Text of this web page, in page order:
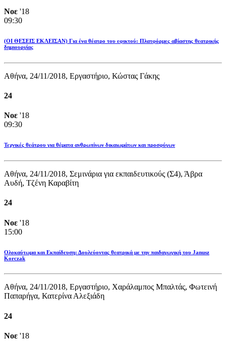
Νοε '18
09:30
(ΟΙ ΘΕΣΕΙΣ ΕΚΛΕΙΣΑΝ) Για ένα θέατρο του εφικτού: Πλατφόρμες αβίαστης θεατρικής
δημιουργίας
Αθήνα, 24/11/2018, Εργαστήριο, Κώστας Γάκης
24
Νοε '18
09:30
Τεχνικές θεάτρου για θέματα ανθρωπίνων δικαιωμάτων και προσφύγων
Αθήνα, 24/11/2018, Σεμινάρια για εκπαιδευτικούς (Σ4), Άβρα
Αυδή, Τζένη Καραβίτη
24
Νοε '18
15:00
Ολοκαύτωμα και Εκπαίδευση: Δουλεύοντας θεατρικά με την παιδαγωγική του Janusz
Korczak
Αθήνα, 24/11/2018, Εργαστήριο, Χαράλαμπος Μπαλτάς, Φωτεινή
Παπαρήγα, Κατερίνα Αλεξιάδη
24
Νοε '18